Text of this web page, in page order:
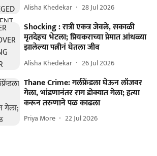
Alisha Khedekar 28 Jul 2026
Shocking : रात्री एकत्र जेवले, सकाळी
मृतदेहच भेटला; प्रियकराच्या प्रेमात आंधळ्या
झालेल्या पत्नीनं घेतला जीव
Alisha Khedekar 26 Jul 2026
Thane Crime: गर्लफ्रेंडला घेऊन लॉजवर
गेला, भांडणानंतर राग डोक्यात गेला; हत्या
करून तरुणाने पळ काढला
Priya More 22 Jul 2026